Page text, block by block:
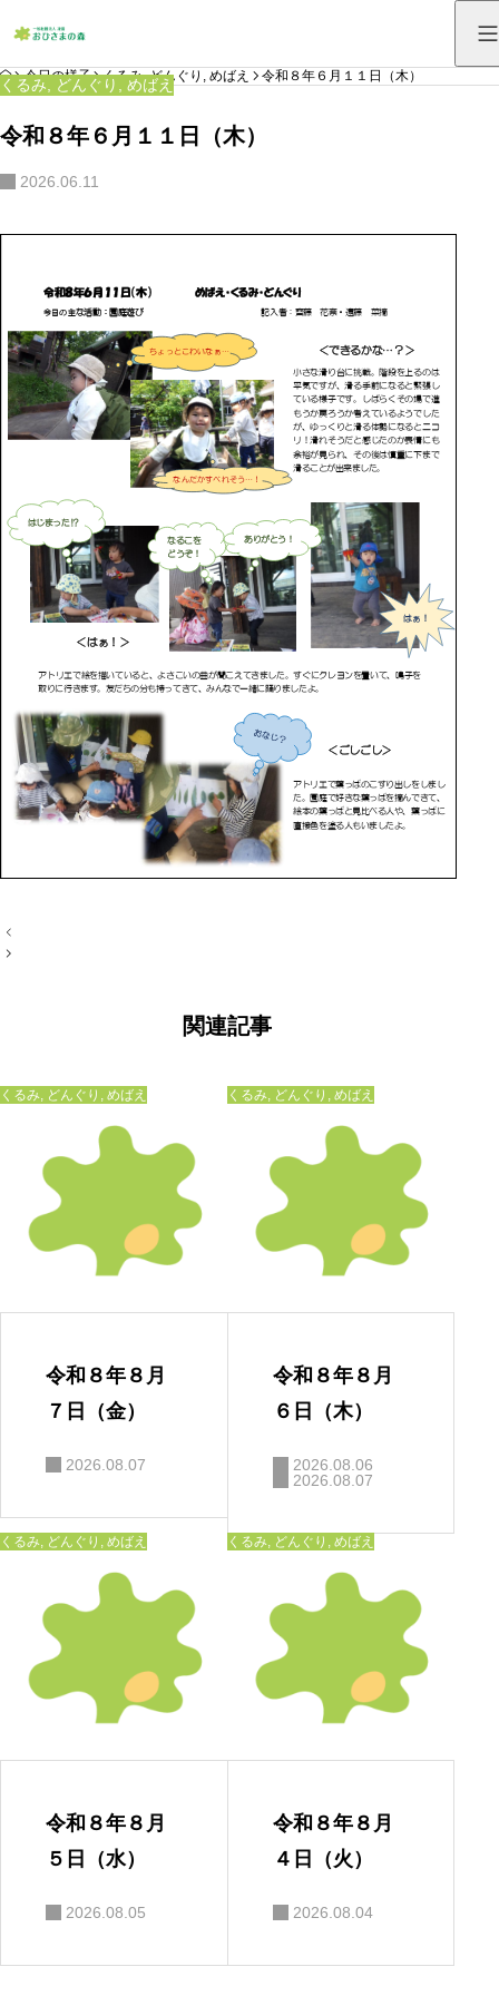
HOME
今日の様子 くるみ,どんぐり ,めばえ 令和８年６月１１日（木）
くるみ どんぐり めばえ
令和８年６月１１日（木）
2026.06.11
投
稿
関連記事
くるみ どんぐり めばえ
令和８年８月
７日（金）
2026.08.07
くるみ, どんぐり めばえ
令和８年８月
６日（木）
2026.08.06
2026.08.07
くるみ, どんぐり , めばえ
令和８年８月
５日（水）
2026.08.05
くるみ, どんぐり , めばえ
令和８年８月
４日（火）
2026.08.04